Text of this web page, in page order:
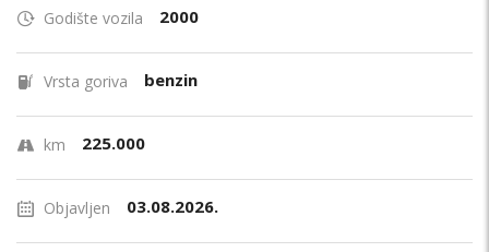
Godište vozila 2000
Vrsta goriva benzin
km 225.000
Objavljen 03.08.2026.